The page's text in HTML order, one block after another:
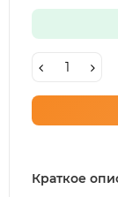
Краткое